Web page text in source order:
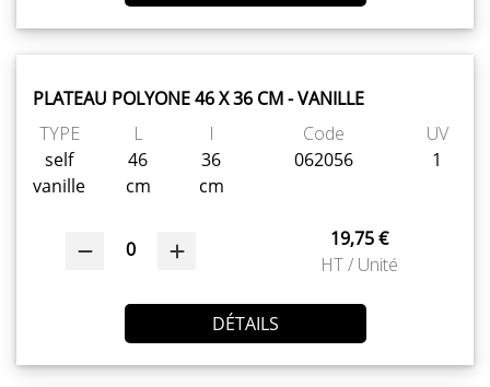
PLATEAU POLYONE 46 X 36 CM - VANILLE
TYPE
self
vanille
L
46
cm
l
36
cm
Code
062056
UV
1
0
19,75 €
HT / Unité
DÉTAILS